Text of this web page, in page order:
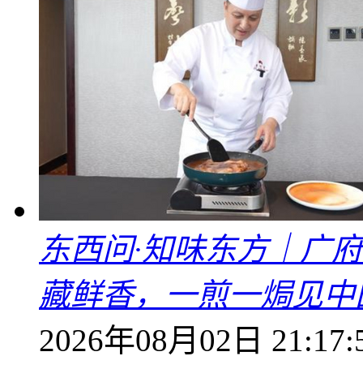
东西问·知味东方｜广
藏鲜香，一煎一焗见中
2026年08月02日